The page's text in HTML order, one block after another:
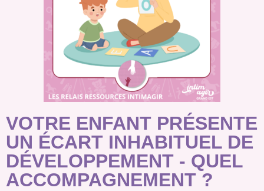
VOTRE ENFANT PRÉSENTE
UN ÉCART INHABITUEL DE
DÉVELOPPEMENT - QUEL
ACCOMPAGNEMENT ?